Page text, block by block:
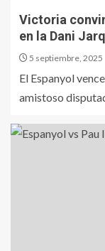
Victoria
en la Dani
5 septiembre, 2025
El Espanyol
amistoso